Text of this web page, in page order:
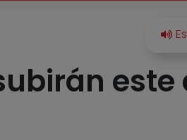
este